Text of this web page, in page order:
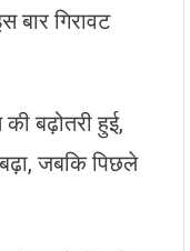
बार गिरावट
बढ़ोतरी हुई,
जबकि पिछले